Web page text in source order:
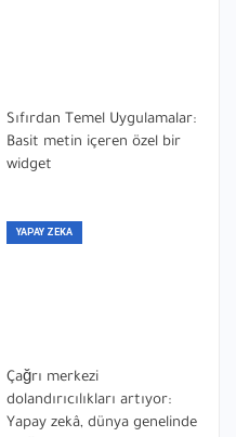
Sıfırdan Temel Uygulamalar:
Basit metin içeren özel bir
widget
YAPAY ZEKA
Çağrı merkezi
dolandırıcılıkları artıyor:
Yapay zekâ, dünya genelinde